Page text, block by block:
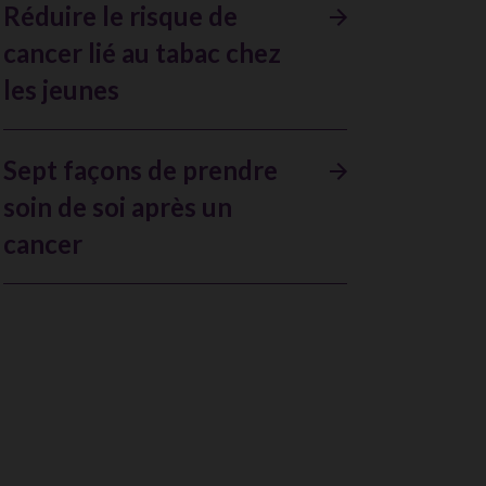
Réduire le risque de
cancer lié au tabac chez
les jeunes
Sept façons de prendre
soin de soi après un
cancer